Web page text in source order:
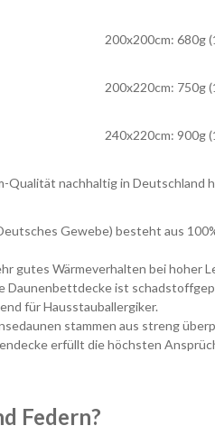
200x200cm: 680g
200x220cm: 750g
240x220cm: 900g
Qualität nachhaltig in Deutschland
Gewebe) besteht aus
gutes Wärmeverhalten bei hoher
Daunenbettdecke ist
für Hausstauballergiker.
stammen aus streng
erfüllt die höchsten
Federn?